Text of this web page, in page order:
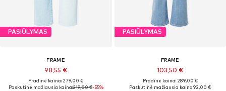
PASIŪLYMAS
FRAME
98,55 €
Pradinė kaina: 279,00 €
Paskutinė mažiausia kaina:219,00 €-55%
PASIŪLYMAS
FRAME
103,50 €
Pradinė kaina: 289,00 €
Paskutinė mažiausia kaina:92,00 €